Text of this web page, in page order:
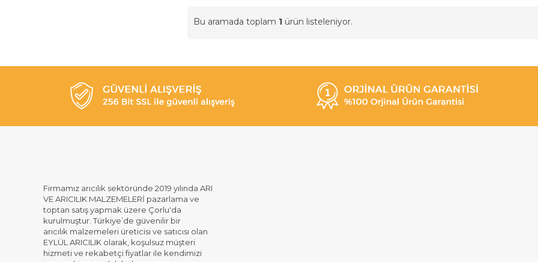
Bu aramada toplam 1 ürün listeleniyor.
Firmamız arıcılık sektöründe 2019 yılında ARI
VE ARICILIK MALZEMELERİ pazarlama ve
toptan satış yapmak üzere Çorlu'da
kurulmuştur. Türkiye’de güvenilir bir
arıcılık malzemeleri üreticisi ve satıcısı olan
EYLÜL ARICILIK olarak, koşulsuz müşteri
hizmeti ve rekabetçi fiyatlar ile kendimizi